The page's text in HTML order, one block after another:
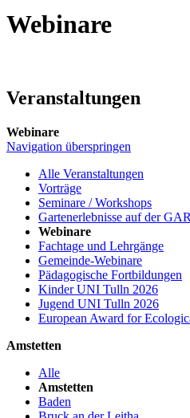
Webinare
Veranstaltungen
Webinare
Navigation überspringen
Alle Veranstaltungen
Vorträge
Seminare / Workshops
Gartenerlebnisse auf der
Webinare
Fachtage und Lehrgänge
Gemeinde-Webinare
Pädagogische Fortbildungen
Kinder UNI Tulln 2026
Jugend UNI Tulln 2026
European Award for
Amstetten
Alle
Amstetten
Baden